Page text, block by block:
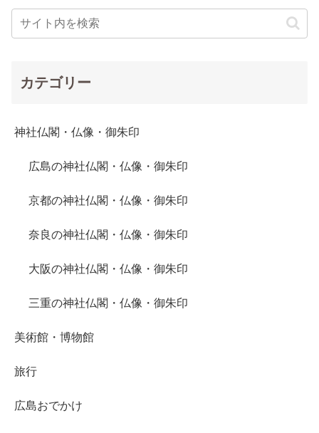
カテゴリー
神社仏閣・仏像・御朱印
広島の神社仏閣・仏像・御朱印
京都の神社仏閣・仏像・御朱印
奈良の神社仏閣・仏像・御朱印
大阪の神社仏閣・仏像・御朱印
三重の神社仏閣・仏像・御朱印
美術館・博物館
旅行
広島おでかけ